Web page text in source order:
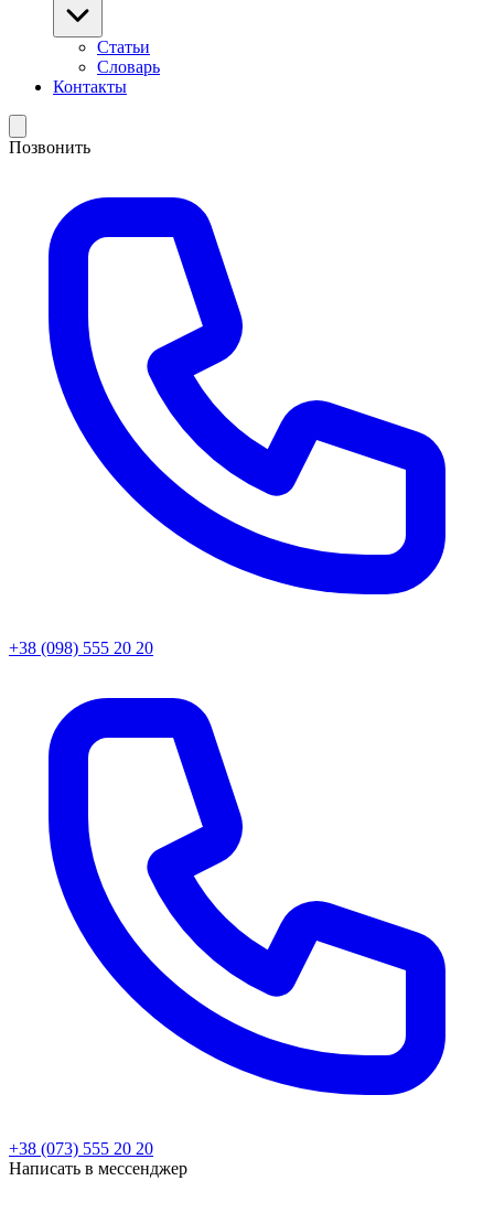
Статьи
Словарь
Контакты
Позвонить
+38 (098) 555 20 20
+38 (073) 555 20 20
Написать в мессенджер